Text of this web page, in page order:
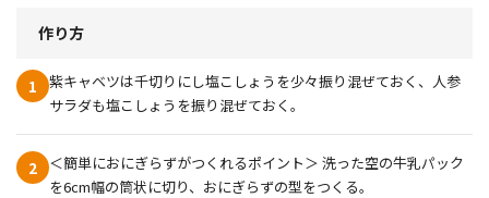
作り方
1
紫キャベツは千切りにし塩こしょうを少々振り混ぜておく、人参
サラダも塩こしょうを振り混ぜておく。
2
＜簡単におにぎらずがつくれるポイント＞ 洗った空の牛乳パック
を6cm幅の筒状に切り、おにぎらずの型をつくる。